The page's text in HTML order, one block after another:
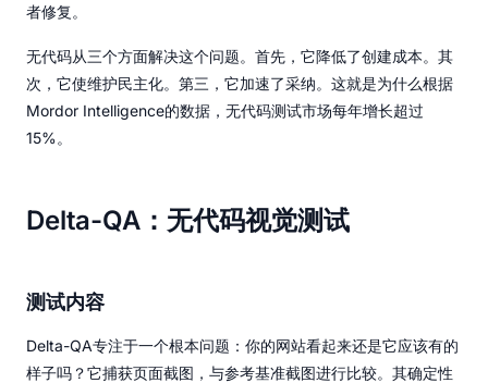
者修复。
无代码从三个方面解决这个问题。首先，它降低了创建成本。其
次，它使维护民主化。第三，它加速了采纳。这就是为什么根据
Mordor Intelligence的数据，无代码测试市场每年增长超过
15%。
Delta-QA：无代码视觉测试
测试内容
Delta-QA专注于一个根本问题：你的网站看起来还是它应该有的
样子吗？它捕获页面截图，与参考基准截图进行比较。其确定性